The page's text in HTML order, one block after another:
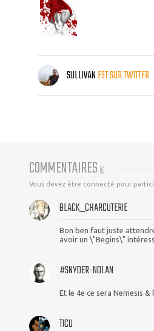
SULLIVANEST SUR TWITTER
COMMENTAIRES (5)
Vous devez être connecté pour
BLACK_CHARCUTERIE
Bon ben faut juste
avoir un \"Begins\"
#SNYDER-NOLAN
Et le 4e ce sera Nemesis &
TICU